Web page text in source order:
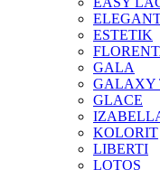
ESTETIK
GALA
GALAXY
GLACE
KOLORIT
LIBERTI
LOTOS